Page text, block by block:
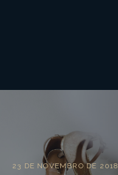
23 DE NOVEMBRO DE 2018